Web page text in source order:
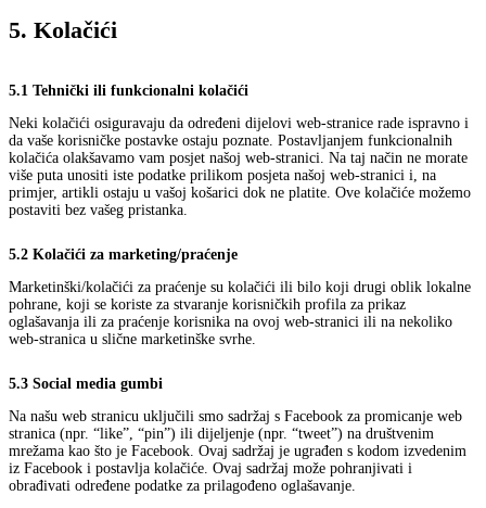
5. Kolačići
5.1 Tehnički ili funkcionalni kolačići
Neki kolačići osiguravaju da određeni dijelovi web-stranice rade ispravno i
da vaše korisničke postavke ostaju poznate. Postavljanjem funkcionalnih
kolačića olakšavamo vam posjet našoj web-stranici. Na taj način ne morate
više puta unositi iste podatke prilikom posjeta našoj web-stranici i, na
primjer, artikli ostaju u vašoj košarici dok ne platite. Ove kolačiće možemo
postaviti bez vašeg pristanka.
5.2 Kolačići za marketing/praćenje
Marketinški/kolačići za praćenje su kolačići ili bilo koji drugi oblik lokalne
pohrane, koji se koriste za stvaranje korisničkih profila za prikaz
oglašavanja ili za praćenje korisnika na ovoj web-stranici ili na nekoliko
web-stranica u slične marketinške svrhe.
5.3 Social media gumbi
Na našu web stranicu uključili smo sadržaj s Facebook za promicanje web
stranica (npr. “like”, “pin”) ili dijeljenje (npr. “tweet”) na društvenim
mrežama kao što je Facebook. Ovaj sadržaj je ugrađen s kodom izvedenim
iz Facebook i postavlja kolačiće. Ovaj sadržaj može pohranjivati i
obrađivati određene podatke za prilagođeno oglašavanje.